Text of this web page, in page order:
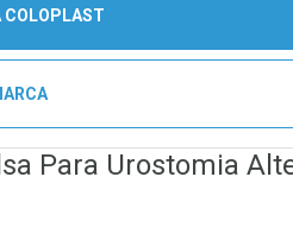
COLOPLAST
Para Urostomia